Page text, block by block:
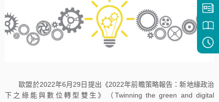
歐盟於2022年6月29日提出《2022年前瞻策略報告：新地緣政治
下之綠能與數位轉型雙生》（Twinning the green and digital